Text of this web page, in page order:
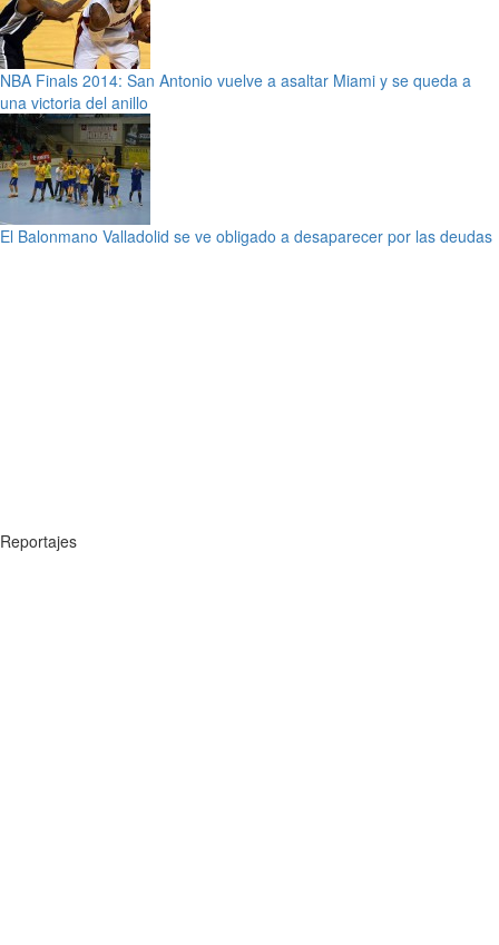
NBA Finals 2014: San Antonio vuelve a asaltar Miami y se queda a
una victoria del anillo
El Balonmano Valladolid se ve obligado a desaparecer por las deudas
Reportajes